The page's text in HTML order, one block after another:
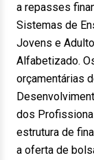
a repasses
Sistemas de
Jovens e
Alfabetizado.
orçamentárias
dos
estrutura de
a oferta de